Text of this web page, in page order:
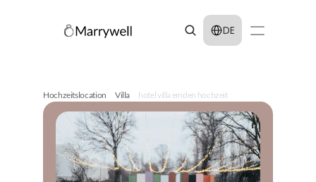
Select Language
DE
Hochzeitslocation Villa hotel villa emden hochzeit